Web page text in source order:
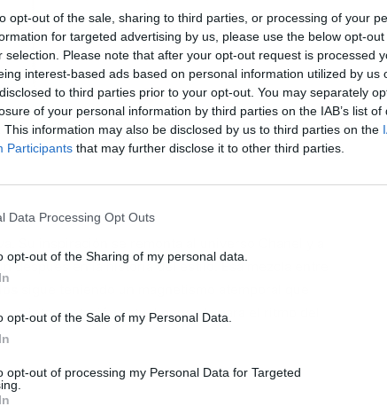
opt-out of the sale, sharing to third parties, or processing of your
for targeted advertising by us, please use the below opt-
selection. Please note that after your opt-out request is processed
interest-based ads based on personal information utilized by us
to third parties prior to your opt-out. You may separately
of your personal information by third parties on the IAB’s list of
This information may also be disclosed by us to third parties on the
Participants that may further disclose it to other third parties.
Data Processing Opt Outs
opt-out of the Sharing of my personal data.
opt-out of the Sale of my Personal Data.
opt-out of processing my Personal Data for Targeted
después en la historia del estilo. Esa mezcla entre
interpretación actual pensada para el ritmo del